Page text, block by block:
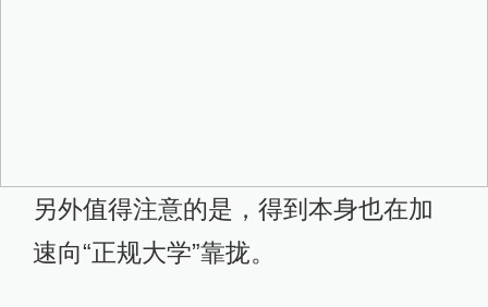
另外值得注意的是，得到本身也在加
速向“正规大学”靠拢。